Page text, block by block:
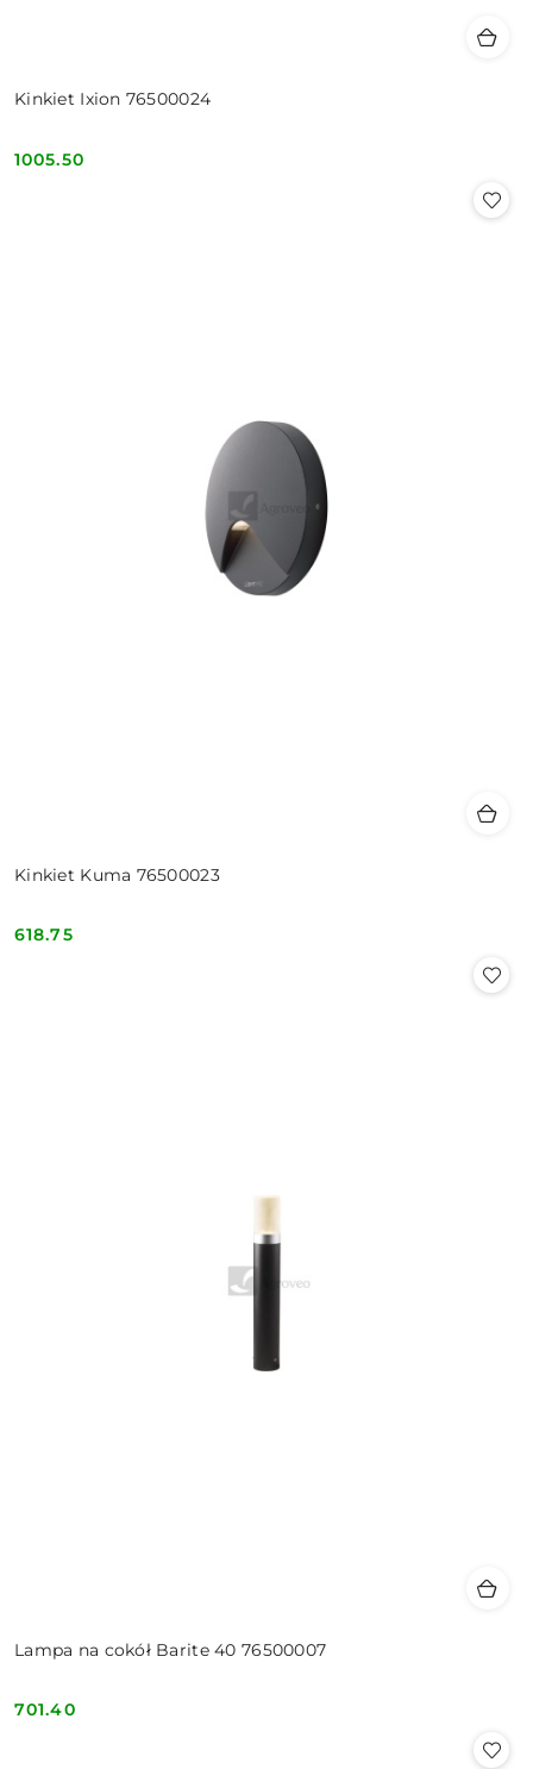
Kinkiet Ixion 76500024
Cena:
1005.50
Kinkiet Kuma 76500023
Cena:
618.75
Lampa na cokół Barite 40 76500007
Cena:
701.40